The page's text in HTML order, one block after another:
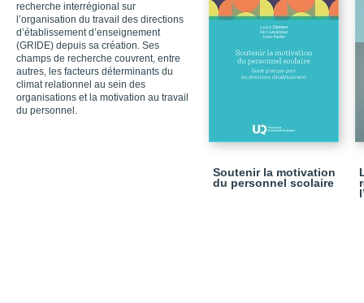
recherche interrégional sur
l’organisation du travail des directions
d’établissement d’enseignement
(GRIDE) depuis sa création. Ses
champs de recherche couvrent, entre
autres, les facteurs déterminants du
climat relationnel au sein des
organisations et la motivation au travail
du personnel.
Soutenir la motivation
du personnel scolaire